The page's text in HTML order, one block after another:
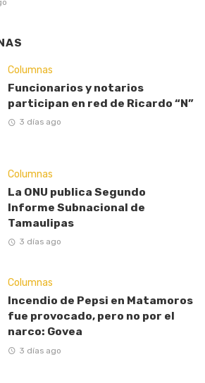
Columnas
Funcionarios y notarios
participan en red de Ricardo “N”
3 días ago
Columnas
La ONU publica Segundo
Informe Subnacional de
Tamaulipas
3 días ago
Columnas
Incendio de Pepsi en Matamoros
fue provocado, pero no por el
narco: Govea
3 días ago